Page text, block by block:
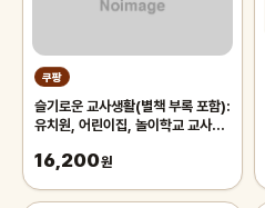
쿠팡
슬기로운 교사생활(별책 부록 포함):
유치원, 어린이집, 놀이학교 교사를
16,200원